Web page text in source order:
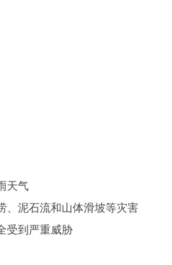
天气
、泥石流和山体滑坡等灾害
受到严重威胁